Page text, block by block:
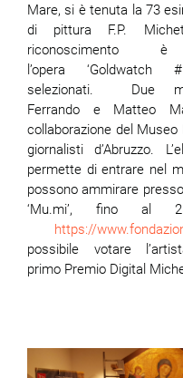
Mare, si è tenuta la 73
di pittura F.P.
riconoscimento è
l’opera
selezionati. Due
Ferrando e Matteo
collaborazione del Museo
giornalisti d’Abruzzo.
permette di entrare nel
possono ammirare
‘Mu.mi’, fino al
https://
possibile votare
primo Premio Digital